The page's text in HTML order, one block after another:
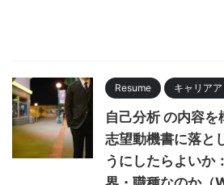
Resume キャリア
自己分析 の内容を
志望動機書に落と
うにしたらよい